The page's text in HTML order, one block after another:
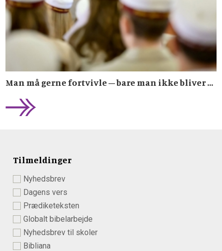
Man må gerne fortvivle – bare man ikke bliver ...
Tilmeldinger
Nyhedsbrev
Dagens vers
Prædiketeksten
Globalt bibelarbejde
Nyhedsbrev til skoler
Bibliana